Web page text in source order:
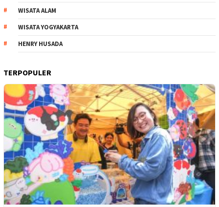
WISATA ALAM
WISATA YOGYAKARTA
HENRY HUSADA
TERPOPULER